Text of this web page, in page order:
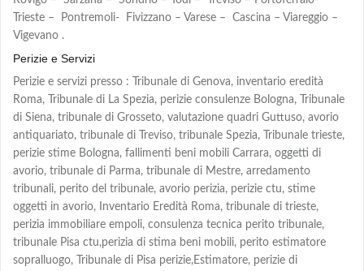
Trieste – Pontremoli- Fivizzano – Varese – Cascina – Viareggio –
Vigevano .
Perizie e Servizi
Perizie e servizi presso : Tribunale di Genova, inventario eredità
Roma, Tribunale di La Spezia, perizie consulenze Bologna, Tribunale
di Siena, tribunale di Grosseto, valutazione quadri Guttuso, avorio
antiquariato, tribunale di Treviso, tribunale Spezia, Tribunale trieste,
perizie stime Bologna, fallimenti beni mobili Carrara, oggetti di
avorio, tribunale di Parma, tribunale di Mestre, arredamento
tribunali, perito del tribunale, avorio perizia, perizie ctu, stime
oggetti in avorio, Inventario Eredità Roma, tribunale di trieste,
perizia immobiliare empoli, consulenza tecnica perito tribunale,
tribunale Pisa ctu,perizia di stima beni mobili, perito estimatore
sopralluogo, Tribunale di Pisa perizie,Estimatore, perizie di